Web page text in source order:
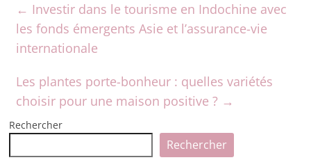
← Investir dans le tourisme en Indochine avec
les fonds émergents Asie et l’assurance-vie
internationale
Les plantes porte-bonheur : quelles variétés
choisir pour une maison positive ? →
Rechercher
Rechercher